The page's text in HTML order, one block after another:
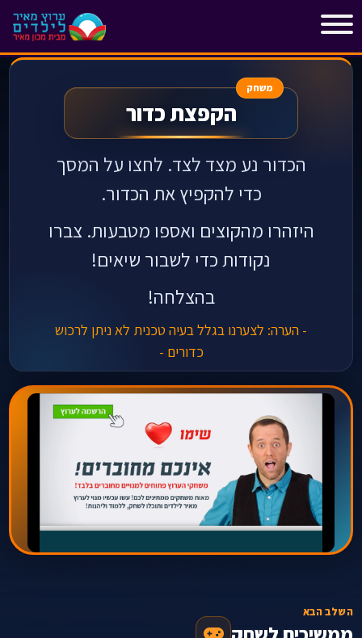
משחק
הקפצת כדור
הכדור נע מצד לצד. לחצו על המסך
כדי להקפיץ את הכדור.
היזהרו מהקוצים ואספו מטבעות. צברו
נקודות כדי לשבור שיאים!
בהצלחה!
- הערה: לצערנו בגלל בעיה טכנית לא ניתן לרכוש
כדורים -
השלב הבא